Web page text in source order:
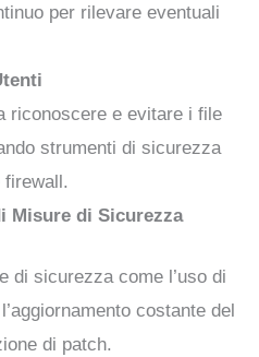
per rilevare eventuali
riconoscere e evitare i file
strumenti di sicurezza
Misure di Sicurezza
di sicurezza come l’uso di
costante del
di patch.